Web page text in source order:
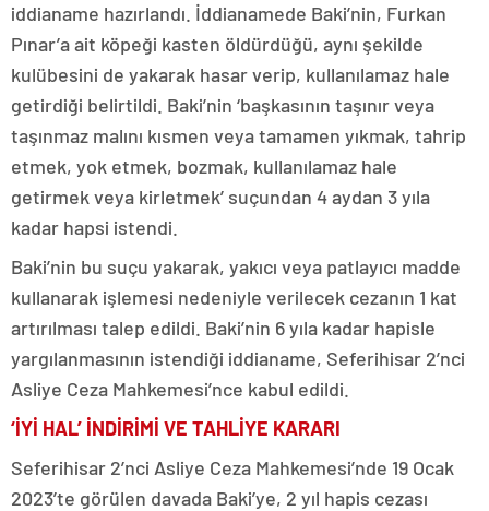
iddianame hazırlandı. İddianamede Baki’nin, Furkan
Pınar’a ait köpeği kasten öldürdüğü, aynı şekilde
kulübesini de yakarak hasar verip, kullanılamaz hale
getirdiği belirtildi. Baki’nin ‘başkasının taşınır veya
taşınmaz malını kısmen veya tamamen yıkmak, tahrip
etmek, yok etmek, bozmak, kullanılamaz hale
getirmek veya kirletmek’ suçundan 4 aydan 3 yıla
kadar hapsi istendi.
Baki’nin bu suçu yakarak, yakıcı veya patlayıcı madde
kullanarak işlemesi nedeniyle verilecek cezanın 1 kat
artırılması talep edildi. Baki’nin 6 yıla kadar hapisle
yargılanmasının istendiği iddianame, Seferihisar 2’nci
Asliye Ceza Mahkemesi’nce kabul edildi.
‘İYİ HAL’ İNDİRİMİ VE TAHLİYE KARARI
Seferihisar 2’nci Asliye Ceza Mahkemesi’nde 19 Ocak
2023’te görülen davada Baki’ye, 2 yıl hapis cezası